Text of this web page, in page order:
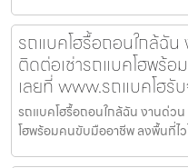
รถแบคโฮรื้อถอนใกล้ฉัน
ติดต่อเช่ารถแบคโฮพร้
เลยที่ www.รถแบคโฮรั
รถแบคโฮรื้อถอนใกล้ฉัน งานด่วน
โฮพร้อมคนขับมืออาชีพ ลงพื้นที่ไ